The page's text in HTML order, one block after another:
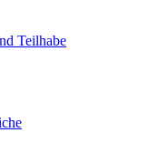
Teilhabe